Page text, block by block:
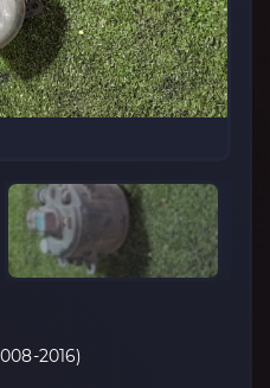
2016)